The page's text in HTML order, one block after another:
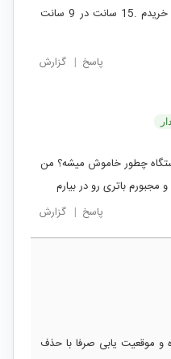
کردن‌ابعادمنصرف‌شدم‌تا اینکه بیرون خریدم .15 سانت در 9 سانت
پاسخ | گزارش
چطور خاموش میشه؟ من
باتری رو در بیارم
پاسخ | گزارش
و موقعیت یابی صرفا با حذف